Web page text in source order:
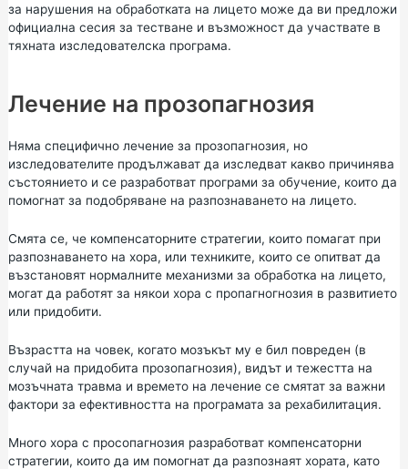
за нарушения на обработката на лицетоможе да ви предложи
официална сесия за тестване и възможност да участвате в
тяхната изследователска програма.
Лечение на прозопагнозия
Няма специфично лечение за прозопагнозия, но
изследователите продължават да изследват какво причинява
състоянието и се разработват програми за обучение, които да
помогнат за подобряване на разпознаването на лицето.
Смята се, че компенсаторните стратегии, които помагат при
разпознаването на хора, или техниките, които се опитват да
възстановят нормалните механизми за обработка на лицето,
могат да работят за някои хора с пропагногнозия в развитието
или придобити.
Възрастта на човек, когато мозъкът му е бил повреден (в
случай на придобита прозопагнозия), видът и тежестта на
мозъчната травма и времето на лечение се смятат за важни
фактори за ефективността на програмата за рехабилитация.
Много хора с просопагнозия разработват компенсаторни
стратегии, които да им помогнат да разпознаят хората, като